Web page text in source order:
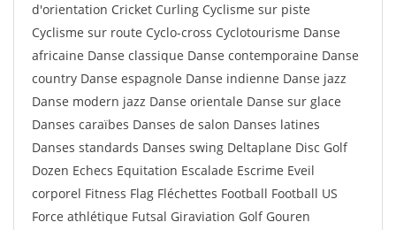
d'orientation Cricket Curling Cyclisme sur piste
Cyclisme sur route Cyclo-cross Cyclotourisme Danse
africaine Danse classique Danse contemporaine Danse
country Danse espagnole Danse indienne Danse jazz
Danse modern jazz Danse orientale Danse sur glace
Danses caraïbes Danses de salon Danses latines
Danses standards Danses swing Deltaplane Disc Golf
Dozen Echecs Equitation Escalade Escrime Eveil
corporel Fitness Flag Fléchettes Football Football US
Force athlétique Futsal Giraviation Golf Gouren